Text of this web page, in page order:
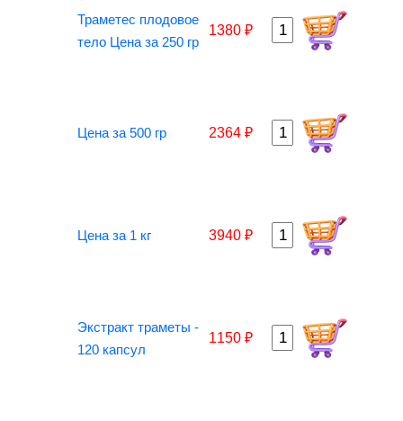
Траметес плодовое
тело Цена за 250 гр
1380 ₽
Цена за 500 гр 2364 ₽
Цена за 1 кг 3940 ₽
Экстракт траметы -
120 капсул
1150 ₽